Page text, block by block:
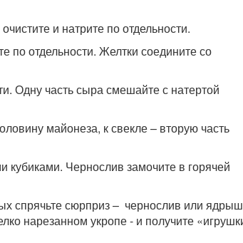
и натрите по отдельности.
по отдельности. Желтки соедините со
Одну часть сыра смешайте с натертой
майонеза, к свекле – вторую часть
кубиками. Чернослив замочите в горячей
спрячьте сюрприз – чернослив или
нарезанном укропе - и получите